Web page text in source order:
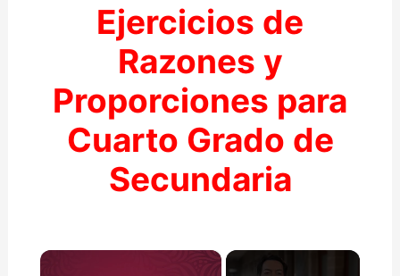
Ejercicios de
Razones y
Proporciones para
Cuarto Grado de
Secundaria
×